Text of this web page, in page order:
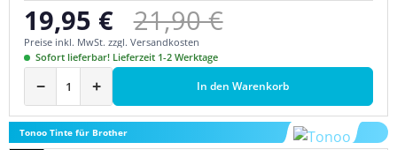
Verkaufspreis:
19,95 € Regulärer Preis:
21,90 €
Preise inkl. MwSt. zzgl. Versandkosten
Sofort lieferbar! Lieferzeit 1-2 Werktage
− + In den Warenkorb
Tonoo Tinte für Brother